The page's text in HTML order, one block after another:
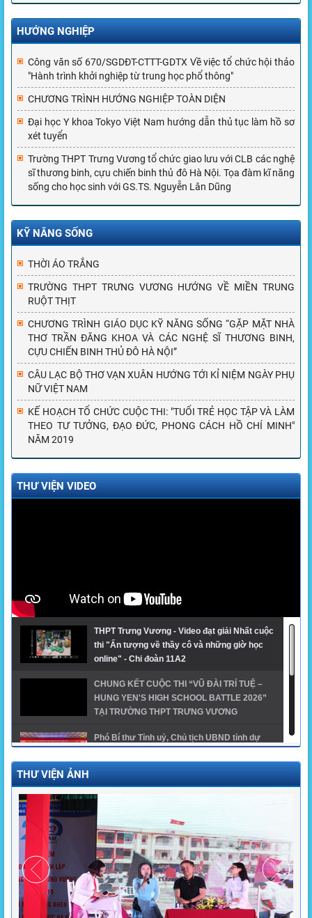
HƯỚNG NGHIỆP
Công văn số 670/SGDĐT-CTTT-GDTX Về việc tổ chức hội thảo
"Hành trình khởi nghiệp từ trung học phổ thông"
CHƯƠNG TRÌNH HƯỚNG NGHIỆP TOÀN DIỆN
Đại học Y khoa Tokyo Việt Nam hướng dẫn thủ tục làm hồ sơ
xét tuyển
Trường THPT Trưng Vương tổ chức giao lưu với CLB các nghệ
sĩ thương binh, cựu chiến binh thủ đô Hà Nội. Tọa đàm kĩ năng
sống cho học sinh với GS.TS. Nguyễn Lân Dũng
KỸ NĂNG SỐNG
THỜI ÁO TRẮNG
TRƯỜNG THPT TRƯNG VƯƠNG HƯỚNG VỀ MIỀN TRUNG
RUỘT THỊT
CHƯƠNG TRÌNH GIÁO DỤC KỸ NĂNG SỐNG “GẶP MẶT NHÀ
THƠ TRẦN ĐĂNG KHOA VÀ CÁC NGHỆ SĨ THƯƠNG BINH,
CỰU CHIẾN BINH THỦ ĐÔ HÀ NỘI”
CÂU LẠC BỘ THƠ VẠN XUÂN HƯỚNG TỚI KỈ NIỆM NGÀY PHỤ
NỮ VIỆT NAM
KẾ HOẠCH TỔ CHỨC CUỘC THI: "TUỔI TRẺ HỌC TẬP VÀ LÀM
THEO TƯ TƯỞNG, ĐẠO ĐỨC, PHONG CÁCH HỒ CHÍ MINH"
NĂM 2019
THƯ VIỆN VIDEO
THPT Trưng Vương - Video đạt giải Nhất cuộc
thi "Ấn tượng về thầy cô và những giờ học
online" - Chi đoàn 11A2
CHUNG KẾT CUỘC THI “VŨ ĐÀI TRÍ TUỆ –
HUNG YEN'S HIGH SCHOOL BATTLE 2026”
TẠI TRƯỜNG THPT TRƯNG VƯƠNG
Phó Bí thư Tỉnh uỷ, Chủ tịch UBND tỉnh dự
2024 - THPT Trưng Vương
Trường THPT Trưng Vương có 1 thủ khoa, 1 á
khoa khối A00 toàn quốc và 1 thủ khoa khối
A01 của tỉnh
THƯ VIỆN ẢNH